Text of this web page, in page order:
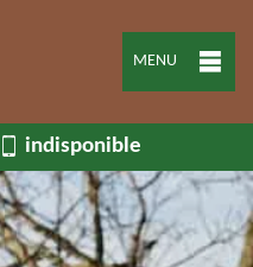
MENU
indisponible